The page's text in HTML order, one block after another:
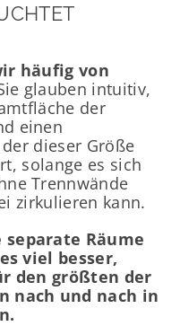
häufig von
glauben intuitiv,
der
einen
dieser Größe
solange es sich
Trennwände
zirkulieren kann.
Räume
viel besser,
den größten der
nach und nach in